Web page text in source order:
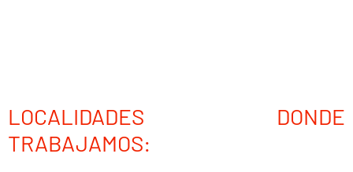
LOCALIDADES DONDE
TRABAJAMOS: